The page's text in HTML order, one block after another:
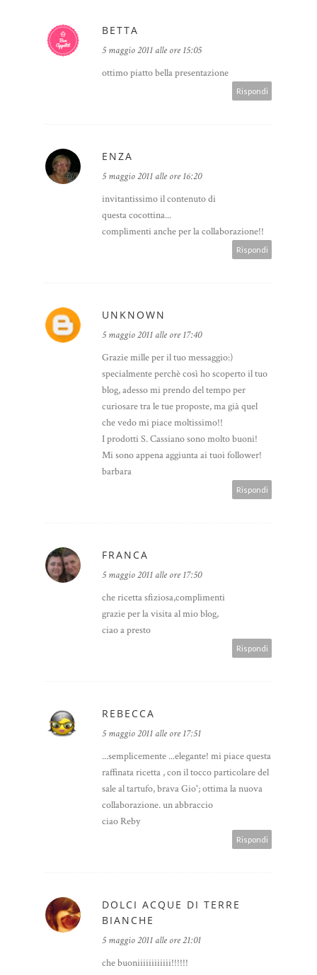
BETTA
5 maggio 2011 alle ore 15:05
ottimo piatto bella presentazione
Rispondi
ENZA
5 maggio 2011 alle ore 16:20
invitantissimo il contenuto di
questa cocottina...
complimenti anche per la collaborazione!!
Rispondi
UNKNOWN
5 maggio 2011 alle ore 17:40
Grazie mille per il tuo messaggio:)
specialmente perchè così ho scoperto il tuo
blog, adesso mi prendo del tempo per
curiosare tra le tue proposte, ma già quel
che vedo mi piace moltissimo!!
I prodotti S. Cassiano sono molto buoni!
Mi sono appena aggiunta ai tuoi follower!
barbara
Rispondi
FRANCA
5 maggio 2011 alle ore 17:50
che ricetta sfiziosa,complimenti
grazie per la visita al mio blog,
ciao a presto
Rispondi
REBECCA
5 maggio 2011 alle ore 17:51
...semplicemente ...elegante! mi piace questa
raffinata ricetta , con il tocco particolare del
sale al tartufo, brava Gio'; ottima la nuova
collaborazione. un abbraccio
ciao Reby
Rispondi
DOLCI ACQUE DI TERRE
BIANCHE
5 maggio 2011 alle ore 21:01
che buoniiiiiiiiiiii!!!!!!